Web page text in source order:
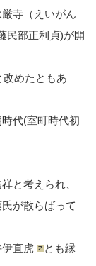
寺（えいがん
民部正利貞)が開
改めたともあ
代(室町時代初
と考えられ、
が散らばって
伊直虎
とも縁